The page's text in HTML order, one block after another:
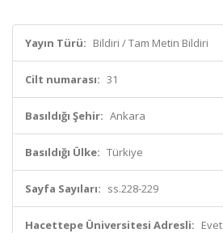
Yayın Türü: Bildiri / Tam Metin Bildiri
Cilt numarası: 31
Basıldığı Şehir: Ankara
Basıldığı Ülke: Türkiye
Sayfa Sayıları: ss.228-229
Hacettepe Üniversitesi Adresli: Evet